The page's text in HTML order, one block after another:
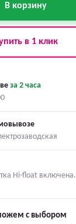
В корзину
в 1 клик
за 2 часа
Hi-float включена.
с выбором